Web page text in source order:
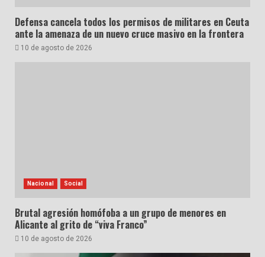
Defensa cancela todos los permisos de militares en Ceuta
ante la amenaza de un nuevo cruce masivo en la frontera
10 de agosto de 2026
Nacional Social
Brutal agresión homófoba a un grupo de menores en
Alicante al grito de “viva Franco”
10 de agosto de 2026